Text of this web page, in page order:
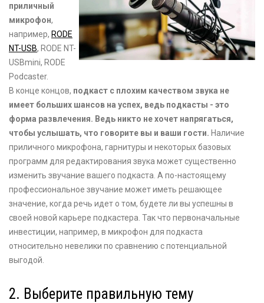
приличный
микрофон,
например, RODE
NT-USB, RODE NT-
USBmini, RODE
Podcaster.
В конце концов, подкаст с плохим качеством звука не
имеет больших шансов на успех, ведь подкасты - это
форма развлечения. Ведь никто не хочет напрягаться,
чтобы услышать, что говорите вы и ваши гости. Наличие
приличного микрофона, гарнитуры и некоторых базовых
программ для редактирования звука может существенно
изменить звучание вашего подкаста. А по-настоящему
профессиональное звучание может иметь решающее
значение, когда речь идет о том, будете ли вы успешны в
своей новой карьере подкастера. Так что первоначальные
инвестиции, например, в микрофон для подкаста
относительно невелики по сравнению с потенциальной
выгодой.
2. Выберите правильную тему